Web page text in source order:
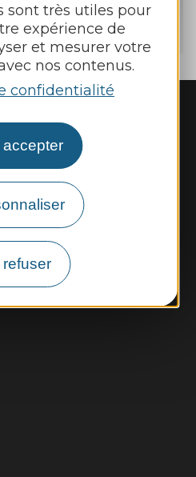
sont très utiles pour
expérience de
et mesurer votre
nos contenus.
confidentialité
accepter
refuser
de l’Eglise
Rebourguil
:05 65 99 83 11
:
à 17h00
12h00